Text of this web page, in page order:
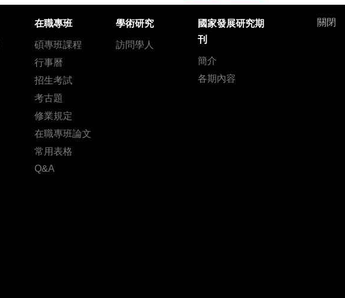
關閉
在職專班
碩專班課程
行事曆
招生考試
考古題
修業規定
在職專班論文
常用表格
Q&A
學術研究
訪問學人
國家發展研究期
刊
簡介
各期內容